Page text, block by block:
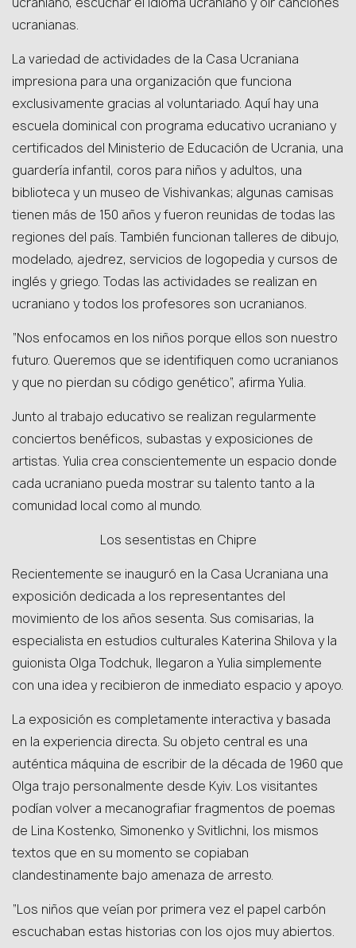
ucranianas.
La variedad de actividades de la Casa Ucraniana
impresiona para una organización que funciona
exclusivamente gracias al voluntariado. Aquí hay una
escuela dominical con programa educativo ucraniano y
certificados del Ministerio de Educación de Ucrania, una
guardería infantil, coros para niños y adultos, una
biblioteca y un museo de Vishivankas; algunas camisas
tienen más de 150 años y fueron reunidas de todas las
regiones del país. También funcionan talleres de dibujo,
modelado, ajedrez, servicios de logopedia y cursos de
inglés y griego. Todas las actividades se realizan en
ucraniano y todos los profesores son ucranianos.
“Nos enfocamos en los niños porque ellos son nuestro
futuro. Queremos que se identifiquen como ucranianos
y que no pierdan su código genético”, afirma Yulia.
Junto al trabajo educativo se realizan regularmente
conciertos benéficos, subastas y exposiciones de
artistas. Yulia crea conscientemente un espacio donde
cada ucraniano pueda mostrar su talento tanto a la
comunidad local como al mundo.
Los sesentistas en Chipre
Recientemente se inauguró en la Casa Ucraniana una
exposición dedicada a los representantes del
movimiento de los años sesenta. Sus comisarias, la
especialista en estudios culturales Katerina Shilova y la
guionista Olga Todchuk, llegaron a Yulia simplemente
con una idea y recibieron de inmediato espacio y apoyo.
La exposición es completamente interactiva y basada
en la experiencia directa. Su objeto central es una
auténtica máquina de escribir de la década de 1960 que
Olga trajo personalmente desde Kyiv. Los visitantes
podían volver a mecanografiar fragmentos de poemas
de Lina Kostenko, Simonenko y Svitlichni, los mismos
textos que en su momento se copiaban
clandestinamente bajo amenaza de arresto.
“Los niños que veían por primera vez el papel carbón
escuchaban estas historias con los ojos muy abiertos.